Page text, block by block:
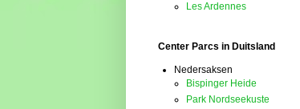
Les Ardennes
Center Parcs in Duitsland
Nedersaksen
Bispinger Heide
Park Nordseekuste